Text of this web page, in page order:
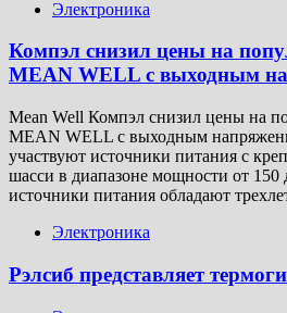
Электроника
Компэл снизил цены на
MEAN WELL с выходным
Mean Well Компэл снизил цены на
MEAN WELL с выходным
участвуют источники питания с
шасси в диапазоне мощности от
источники питания обладают
Электроника
Рэлсиб представляет